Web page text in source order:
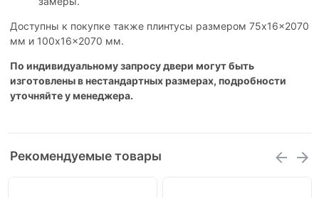
Доступны к покупке также плинтусы размером 75x16x2070
мм и 100x16x2070 мм.
По индивидуальному запросу двери могут быть
изготовлены в нестандартных размерах, подробности
уточняйте у менеджера.
Рекомендуемые товары